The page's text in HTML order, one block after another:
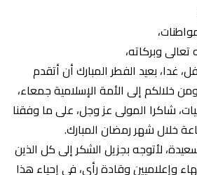
وبركاته،
غدا، بعيد الفطر المبارك أن أتقدم
خلالكم إلى الأمة الإسلامية جمعاء،
شاكرا المولى عز وجل، على ما وفقنا
خلال شهر رمضان المبارك.
لأتوجه بجزيل الشكر إلى كل الذين
وإعلاميين وقادة رأي، في إحياء هذا